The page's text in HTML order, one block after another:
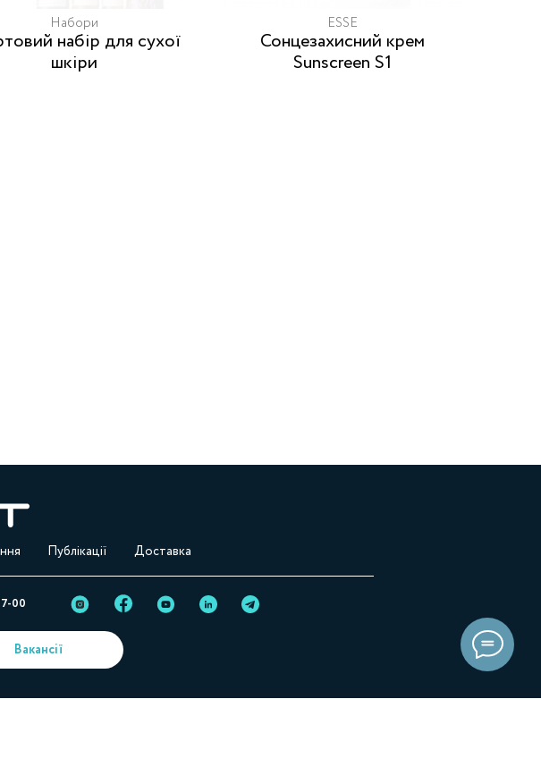
Набори
шкіри
ESSE
Сонцезахисний крем
Sunscreen S1
Публікації Доставка
00
Вакансії